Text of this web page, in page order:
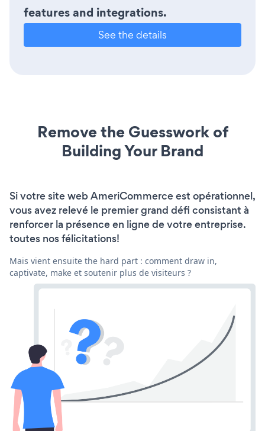
features and integrations.
See the details
Remove the Guesswork of
Building Your Brand
Si votre site web AmeriCommerce est opérationnel,
vous avez relevé le premier grand défi consistant à
renforcer la présence en ligne de votre entreprise.
toutes nos félicitations!
Mais vient ensuite the hard part : comment draw in,
captivate, make et soutenir plus de visiteurs ?